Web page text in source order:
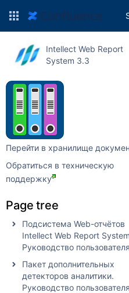
Intellect Web Report
System 3.3
Перейти в хранилище
Обратиться в техническую
поддержку
Page tree
Подсистема Web-отчётов
Intellect Web Report
Руководство пользователя
Пакет дополнительных
детекторов аналитики.
Руководство пользователя